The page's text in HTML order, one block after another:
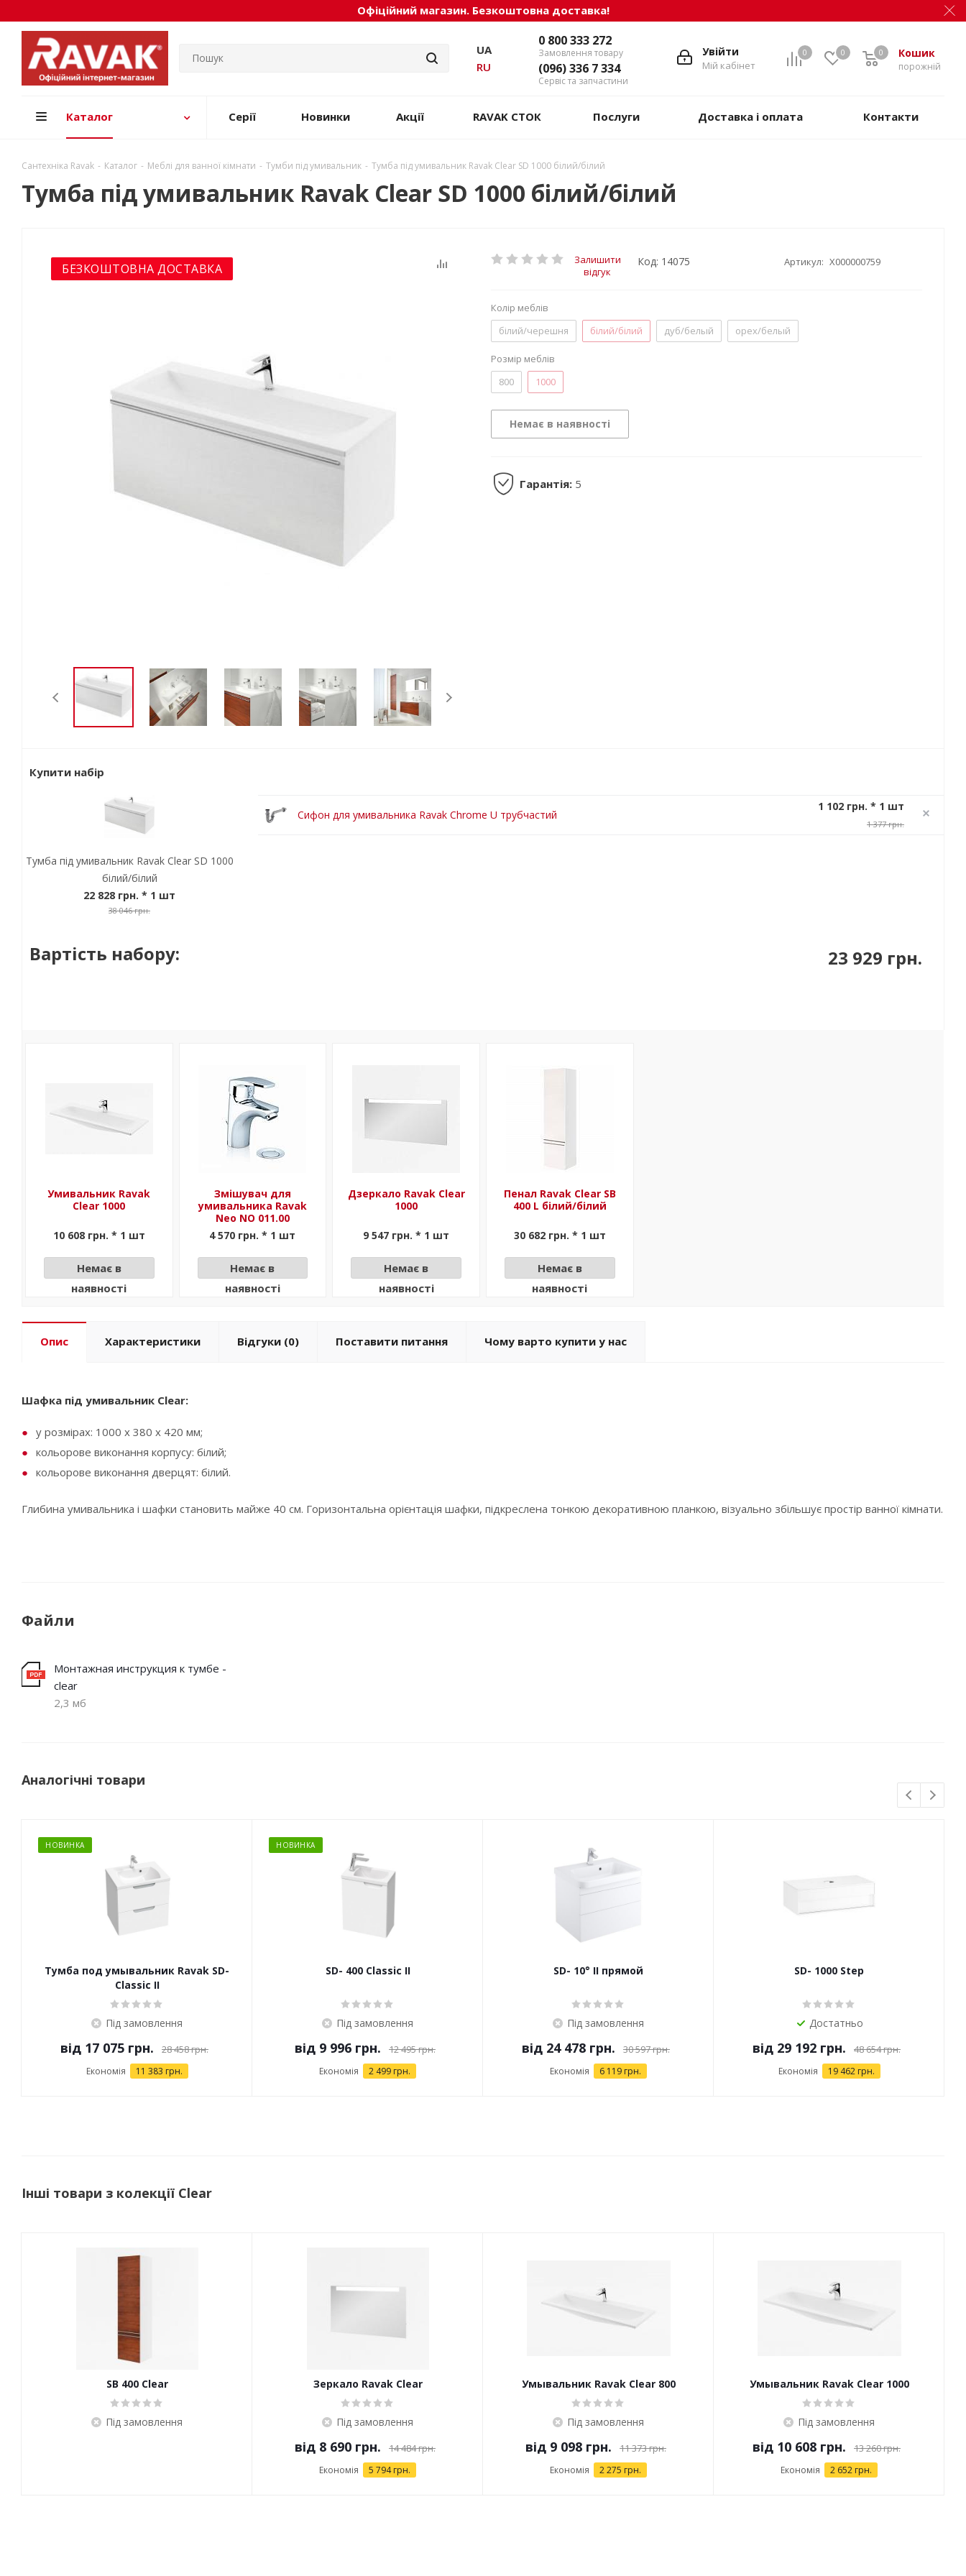
Офіційний магазин. Безкоштовна доставка!
0 0 Кошик
порожній
0
Увійти
Мій кабінет
0 800 333 272
Замовлення товару
(096) 336 7 334
Сервіс та запчастини
UA
RU
Каталог Серії Новинки Акції RAVAK СТОК Послуги Доставка і оплата Контакти
Сантехніка Ravak - Каталог - Меблі для ванної кімнати - Тумби під умивальник - Тумба під умивальник Ravak Clear SD 1000 білий/білий
Тумба під умивальник Ravak Clear SD 1000 білий/білий
БЕЗКОШТОВНА ДОСТАВКА
Залишити
відгук
Код: 14075 Артикул: X000000759
Колір меблів
білий/черешня
білий/білий дуб/белый орех/белый
Розмір меблів
800
1000
Немає в наявності
Гарантія: 5
Купити набір
Тумба під умивальник Ravak Clear SD 1000
білий/білий
22 828 грн. * 1 шт
38 046 грн.
Сифон для умивальника Ravak Chrome U трубчастий
1 102 грн. * 1 шт
1 377 грн.
Вартість набору: 23 929 грн.
Умивальник Ravak
Clear 1000
10 608 грн. * 1 шт
Немає в
наявності
Змішувач для
умивальника Ravak
Neo NO 011.00
4 570 грн. * 1 шт
Немає в
наявності
Дзеркало Ravak Clear
1000
9 547 грн. * 1 шт
Немає в
наявності
Пенал Ravak Clear SB
400 L білий/білий
30 682 грн. * 1 шт
Немає в
наявності
Опис Характеристики Відгуки (0) Поставити питання Чому варто купити у нас
Шафка під умивальник Clear:
у розмірах: 1000 x 380 x 420 мм;
кольорове виконання корпусу: білий;
кольорове виконання дверцят: білий.
Глибина умивальника і шафки становить майже 40 см. Горизонтальна орієнтація шафки, підкреслена тонкою декоративною планкою, візуально збільшує простір ванної кімнати.
Файли
Монтажная инструкция к тумбе -
clear
2,3 мб
Аналогічні товари
НОВИНКА
Тумба под умывальник Ravak SD-
Classic II
Під замовлення
від 17 075 грн. 28 458 грн.
Економія 11 383 грн.
НОВИНКА
SD- 400 Classic II
Під замовлення
від 9 996 грн. 12 495 грн.
Економія 2 499 грн.
SD- 10° II прямой
Під замовлення
від 24 478 грн. 30 597 грн.
Економія 6 119 грн.
SD- 1000 Step
Достатньо
від 29 192 грн. 48 654 грн.
Економія 19 462 грн.
Інші товари з колекції Clear
SB 400 Clear
Під замовлення
Зеркало Ravak Clear
Під замовлення
від 8 690 грн. 14 484 грн.
Економія 5 794 грн.
Умывальник Ravak Clear 800
Під замовлення
від 9 098 грн. 11 373 грн.
Економія 2 275 грн.
Умывальник Ravak Clear 1000
Під замовлення
від 10 608 грн. 13 260 грн.
Економія 2 652 грн.